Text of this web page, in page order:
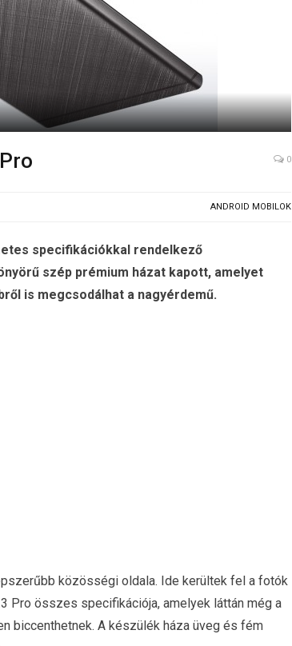
0
ANDROID MOBILOK
specifikációkkal rendelkező
szép prémium házat kapott, amelyet
is megcsodálhat a nagyérdemű.
közösségi oldala. Ide kerültek fel a fotók
Pro összes specifikációja, amelyek láttán még a
biccenthetnek. A készülék háza üveg és fém